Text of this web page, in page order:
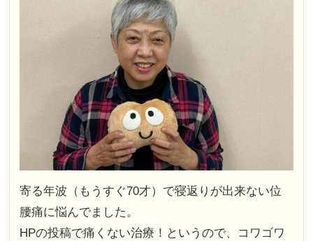
寄る年波（もうすぐ70才）で寝返りが出来ない位
腰痛に悩んでました。
HPの投稿で痛くない治療！というので、コワゴワ